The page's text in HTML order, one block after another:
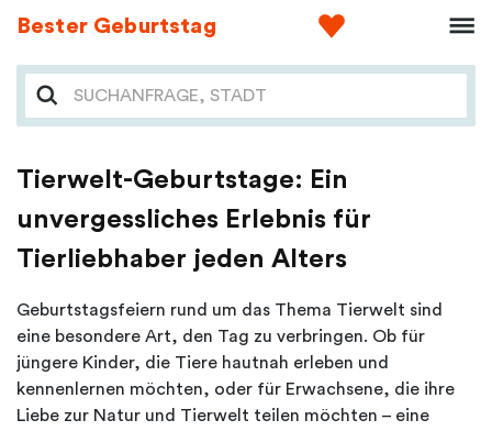
Bester Geburtstag
Tierwelt-Geburtstage: Ein
unvergessliches Erlebnis für
Tierliebhaber jeden Alters
Geburtstagsfeiern rund um das Thema Tierwelt sind
eine besondere Art, den Tag zu verbringen. Ob für
jüngere Kinder, die Tiere hautnah erleben und
kennenlernen möchten, oder für Erwachsene, die ihre
Liebe zur Natur und Tierwelt teilen möchten – eine